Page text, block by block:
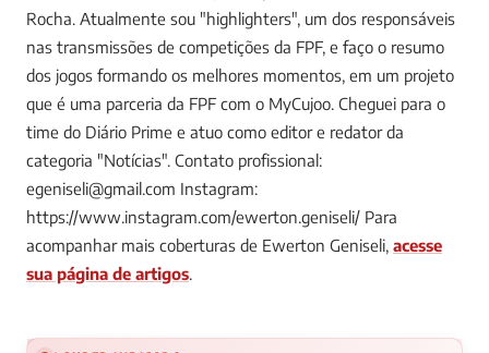
Rocha. Atualmente sou "highlighters", um dos responsáveis
nas transmissões de competições da FPF, e faço o resumo
dos jogos formando os melhores momentos, em um projeto
que é uma parceria da FPF com o MyCujoo. Cheguei para o
time do Diário Prime e atuo como editor e redator da
categoria "Notícias". Contato profissional:
egeniseli@gmail.com Instagram:
https://www.instagram.com/ewerton.geniseli/ Para
acompanhar mais coberturas de Ewerton Geniseli, acesse
sua página de artigos.